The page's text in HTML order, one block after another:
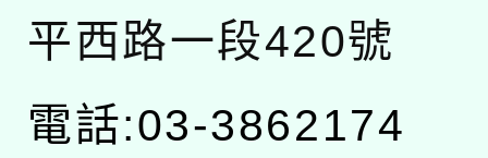
平西路一段420號
電話:03-3862174